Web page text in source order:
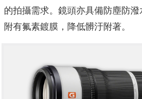
的拍攝需求。鏡頭亦具備防塵防
附有氟素鍍膜，降低髒汙附著。